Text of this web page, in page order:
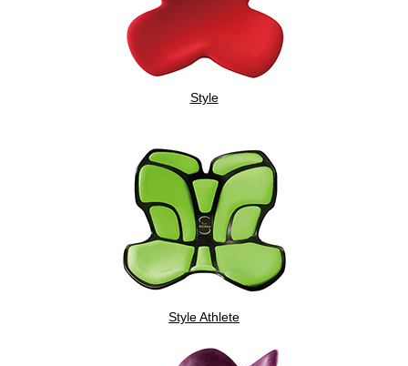
Style
Style Athlete